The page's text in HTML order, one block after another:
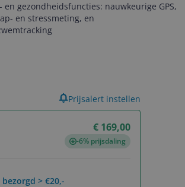
en gezondheidsfuncties: nauwkeurige GPS,
en stressmeting, en
€ 169,00
-6% prijsdaling
> €20,-
Prijsalert instellen